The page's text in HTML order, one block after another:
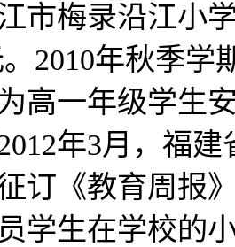
市梅录沿江小
。2010年秋季
高一年级学生
年3月，福
订《教育周报
学生在学校的